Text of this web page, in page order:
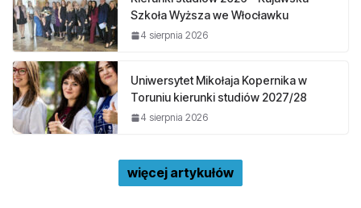
Szkoła Wyższa we Włocławku
4 sierpnia 2026
Uniwersytet Mikołaja Kopernika w
Toruniu kierunki studiów 2027/28
4 sierpnia 2026
więcej artykułów